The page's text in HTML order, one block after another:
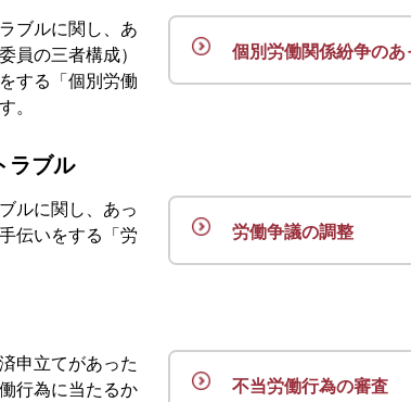
ブルに関し、あ
員の三者構成）
する「個別労働
。
個別労働関係紛争のあ
ラブル
ルに関し、あっ
伝いをする「労
労働争議の調整
申立てがあった
行為に当たるか
不当労働行為の審査